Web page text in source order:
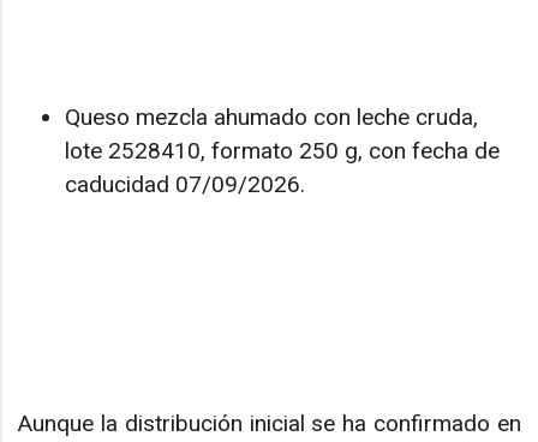
Queso mezcla ahumado con leche cruda,
lote 2528410, formato 250 g, con fecha de
caducidad 07/09/2026.
Aunque la distribución inicial se ha confirmado en